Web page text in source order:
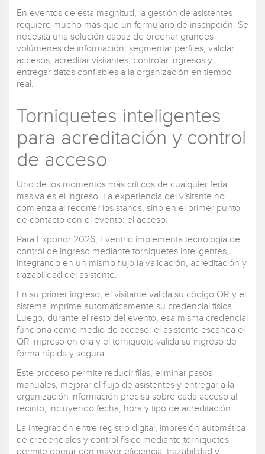
En eventos de esta magnitud, la gestión de asistentes
requiere mucho más que un formulario de inscripción. Se
necesita una solución capaz de ordenar grandes
volúmenes de información, segmentar perfiles, validar
accesos, acreditar visitantes, controlar ingresos y
entregar datos confiables a la organización en tiempo
real.
Torniquetes inteligentes
para acreditación y control
de acceso
Uno de los momentos más críticos de cualquier feria
masiva es el ingreso. La experiencia del visitante no
comienza al recorrer los stands, sino en el primer punto
de contacto con el evento: el acceso.
Para Exponor 2026, Eventrid implementa tecnología de
control de ingreso mediante torniquetes inteligentes,
integrando en un mismo flujo la validación, acreditación y
trazabilidad del asistente.
En su primer ingreso, el visitante valida su código QR y el
sistema imprime automáticamente su credencial física.
Luego, durante el resto del evento, esa misma credencial
funciona como medio de acceso: el asistente escanea el
QR impreso en ella y el torniquete valida su ingreso de
forma rápida y segura.
Este proceso permite reducir filas, eliminar pasos
manuales, mejorar el flujo de asistentes y entregar a la
organización información precisa sobre cada acceso al
recinto, incluyendo fecha, hora y tipo de acreditación.
La integración entre registro digital, impresión automática
de credenciales y control físico mediante torniquetes
permite operar con mayor eficiencia, trazabilidad y